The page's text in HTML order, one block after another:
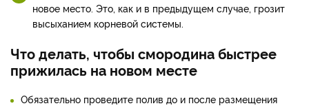
новое место. Это, как и в предыдущем случае, грозит
высыханием корневой системы.
Что делать, чтобы смородина быстрее
прижилась на новом месте
Обязательно проведите полив до и после размещения